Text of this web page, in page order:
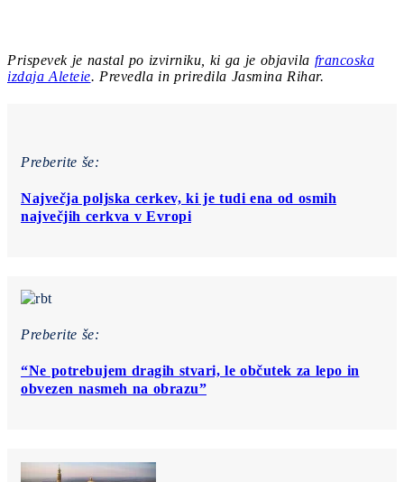
Prispevek je nastal po izvirniku, ki ga je objavila francoska
izdaja Aleteie. Prevedla in priredila Jasmina Rihar.
Preberite še:
Največja poljska cerkev, ki je tudi ena od osmih
največjih cerkva v Evropi
Preberite še:
“Ne potrebujem dragih stvari, le občutek za lepo in
obvezen nasmeh na obrazu”